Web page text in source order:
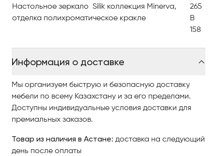
Настольное зеркало Silik коллекция Minerva,
отделка полихроматическое кракле
265
В
158
Информация о доставке
Мы организуем быструю и безопасную доставку
мебели по всему Казахстану и за его пределами.
Доступны индивидуальные условия доставки для
премиальных заказов.
Товар из наличия в Астане: доставка на следующий
день после оплаты